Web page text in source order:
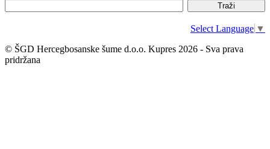
Select Language ▼
© ŠGD Hercegbosanske šume d.o.o. Kupres 2026 - Sva prava
pridržana